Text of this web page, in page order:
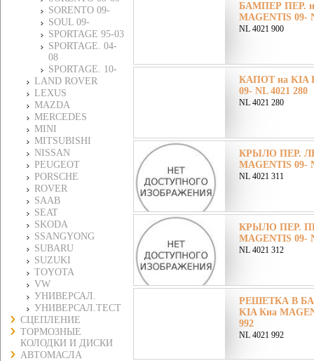
SORENTO 09-
SOUL 09-
SPORTAGE 95-03
SPORTAGE. 04-
08
SPORTAGE. 10-
LAND ROVER
LEXUS
MAZDA
MERCEDES
MINI
MITSUBISHI
NISSAN
PEUGEOT
PORSCHE
ROVER
SAAB
SEAT
SKODA
SSANGYONG
SUBARU
SUZUKI
TOYOTA
VW
УНИВЕРСАЛ.
УНИВЕРСАЛ.ТЕСТ
СЦЕПЛЕНИЕ
ТОРМОЗНЫЕ
КОЛОДКИ И ДИСКИ
АВТОМАСЛА
БАМПЕР ПЕР.
MAGENTIS 09-
NL 4021 900
КАПОТ на KIA
09- NL 4021 280
NL 4021 280
КРЫЛО ПЕР.
MAGENTIS 09-
NL 4021 311
КРЫЛО ПЕР.
MAGENTIS 09-
NL 4021 312
РЕШЕТКА В
KIA Киа
992
NL 4021 992